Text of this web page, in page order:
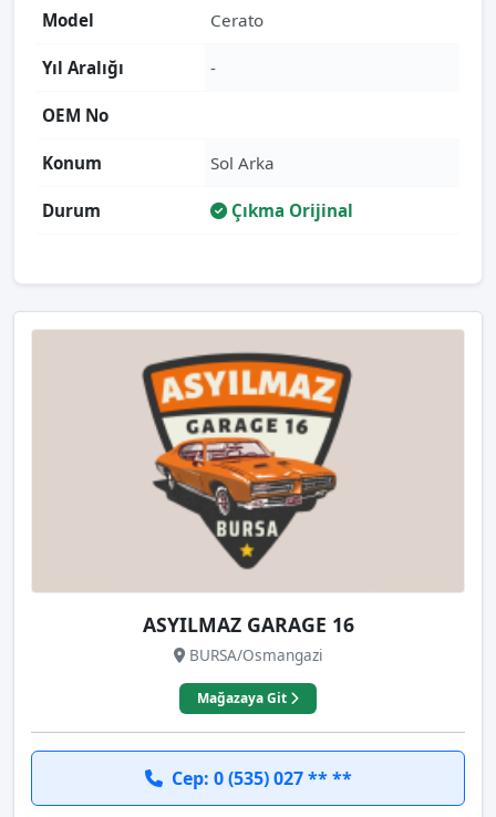
Model Cerato
Yıl Aralığı -
OEM No
Konum Sol Arka
Durum Çıkma Orijinal
ASYILMAZ GARAGE 16
BURSA/Osmangazi
Mağazaya Git
Cep: 0 (535) 027 ** **